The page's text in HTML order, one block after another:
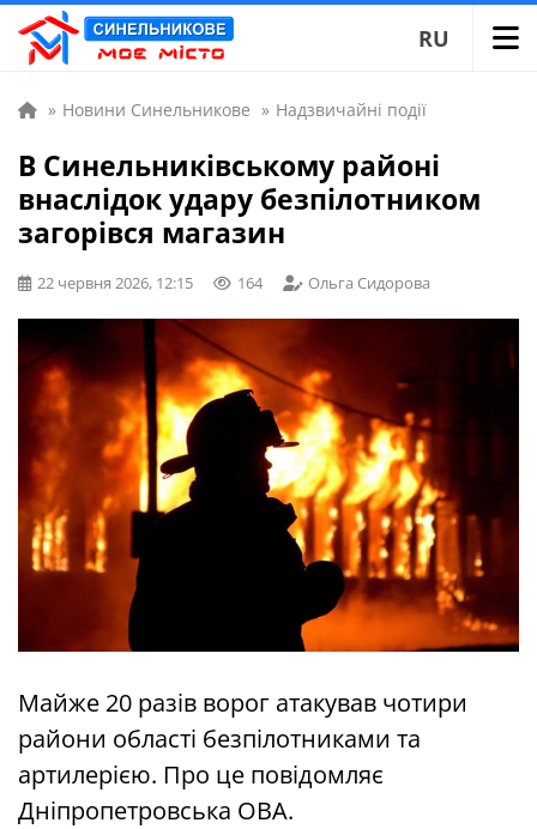
RU
» Новини Синельникове » Надзвичайні події
В Синельниківському районі
внаслідок удару безпілотником
загорівся магазин
22 червня 2026, 12:15 164 Ольга Сидорова
Майже 20 разів ворог атакував чотири
райони області безпілотниками та
артилерією. Про це повідомляє
Дніпропетровська ОВА.